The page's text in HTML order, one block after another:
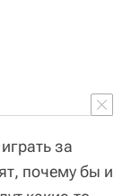
за
почему бы и